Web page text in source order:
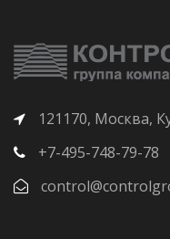
121170, Москва,
+7-495-748-79-78